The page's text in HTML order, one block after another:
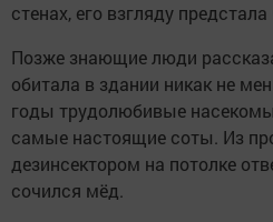
стенах, его взгляду
Позже знающие люди
обитала в здании никак не
годы трудолюбивые
самые настоящие соты. Из
дезинсектором на потолке
сочился мёд.